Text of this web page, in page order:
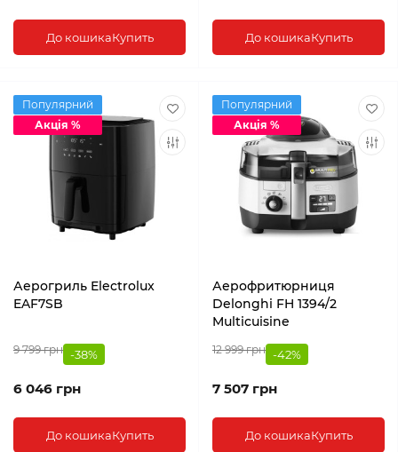
До кошикаКупить До кошикаКупить
Популярний
Акція %
Аерогриль Electrolux
EAF7SB
9 799 грн -38%
6 046 грн
До кошикаКупить
Популярний
Акція %
Аерофритюрниця
Delonghi FH 1394/2
Multicuisine
12 999 грн -42%
7 507 грн
До кошикаКупить